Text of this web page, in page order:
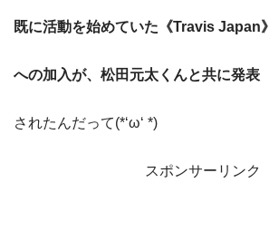
既に活動を始めていた《Travis Japan》
への加入が、松田元太くんと共に発表
されたんだって(*‘ω‘ *)
スポンサーリンク